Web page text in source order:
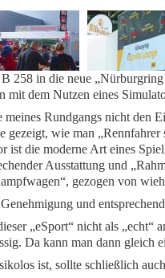
B 258 in die neue
mit dem Nutzen eines
meines Rundgangs nicht den
gezeigt, wie man
ist die moderne Art eines
Ausstattung und
gezogen von
und
„eSport“ nicht als
Da kann man dann gleich
ist, sollte schließlich